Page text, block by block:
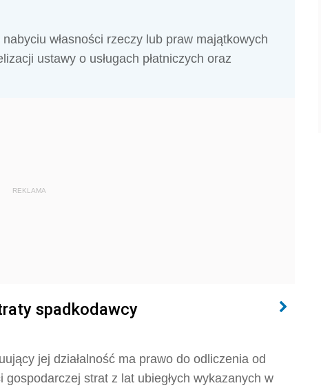
własności rzeczy lub praw majątkowych
ustawy o usługach płatniczych oraz
REKLAMA
spadkodawcy
jej działalność ma prawo do odliczenia od
gospodarczej strat z lat ubiegłych wykazanych w